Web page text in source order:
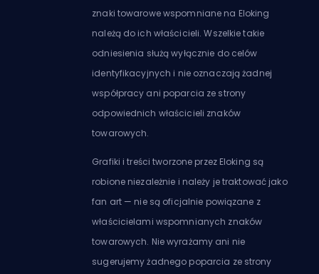
znaki towarowe wspomniane na Eloking
należą do ich właścicieli. Wszelkie takie
odniesienia służą wyłącznie do celów
identyfikacyjnych i nie oznaczają żadnej
współpracy ani poparcia ze strony
odpowiednich właścicieli znaków
towarowych.
Grafiki i treści tworzone przez Eloking są
robione niezależnie i należy je traktować jako
fan art — nie są oficjalnie powiązane z
właścicielami wspomnianych znaków
towarowych. Nie wyrażamy ani nie
sugerujemy żadnego poparcia ze strony